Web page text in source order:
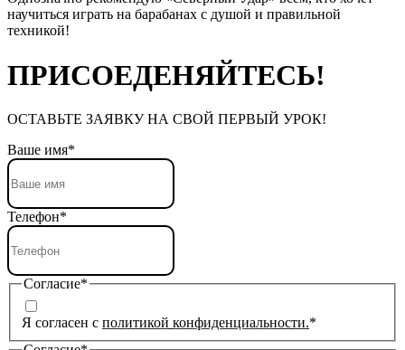
научиться играть на барабанах с душой и правильной
техникой!
ПРИСОЕДЕНЯЙТЕСЬ!
ОСТАВЬТЕ ЗАЯВКУ НА СВОЙ ПЕРВЫЙ УРОК!
Ваше имя*
Телефон*
Согласие*
Я согласен с политикой конфиденциальности.*